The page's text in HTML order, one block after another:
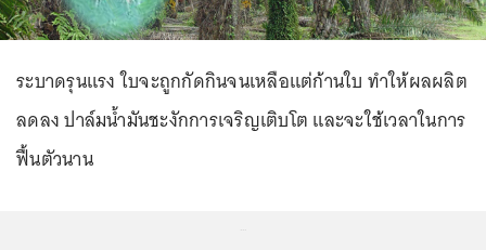
ระบาดรุนแรง ใบจะถูกกัดกินจนเหลือแต่ก้านใบ ทำให้ผลผลิต
ลดลง ปาล์มน้ำมันชะงักการเจริญเติบโต และจะใช้เวลาในการ
ฟื้นตัวนาน